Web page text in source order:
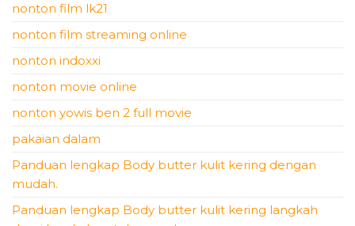
nonton film lk21
nonton film streaming online
nonton indoxxi
nonton movie online
nonton yowis ben 2 full movie
pakaian dalam
Panduan lengkap Body butter kulit kering dengan
mudah.
Panduan lengkap Body butter kulit kering langkah